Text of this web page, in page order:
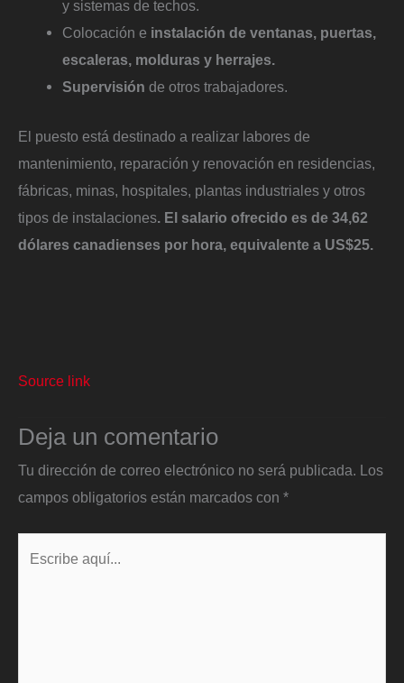
y sistemas de techos.
Colocación e instalación de ventanas, puertas,
escaleras, molduras y herrajes.
Supervisión de otros trabajadores.
El puesto está destinado a realizar labores de
mantenimiento, reparación y renovación en residencias,
fábricas, minas, hospitales, plantas industriales y otros
tipos de instalaciones. El salario ofrecido es de 34,62
dólares canadienses por hora, equivalente a US$25.
Source link
Deja un comentario
Tu dirección de correo electrónico no será publicada. Los
campos obligatorios están marcados con *